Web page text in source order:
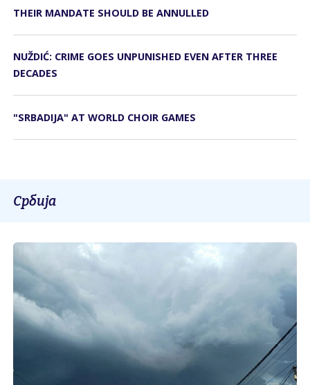
THEIR MANDATE SHOULD BE ANNULLED
NUŽDIĆ: CRIME GOES UNPUNISHED EVEN AFTER THREE
DECADES
"SRBADIJA" AT WORLD CHOIR GAMES
Србија